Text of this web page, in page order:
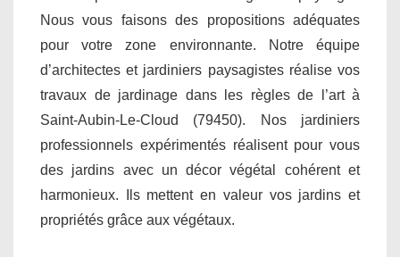
Nous vous faisons des propositions adéquates
pour votre zone environnante. Notre équipe
d’architectes et jardiniers paysagistes réalise vos
travaux de jardinage dans les règles de l’art à
Saint-Aubin-Le-Cloud (79450). Nos jardiniers
professionnels expérimentés réalisent pour vous
des jardins avec un décor végétal cohérent et
harmonieux. Ils mettent en valeur vos jardins et
propriétés grâce aux végétaux.